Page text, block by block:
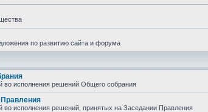
по развитию сайта и форума
во исполнения решений Общего собрания
во исполнения решений, принятых на Заседании Правления